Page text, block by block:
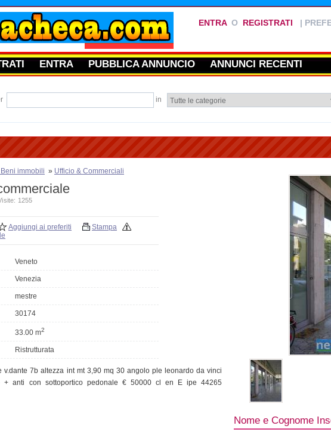
ENTRAO REGISTRATI |
ENTRA PUBBLICA ANNUNCIO ANNUNCI RECENTI
in
immobili » Ufficio & Commerciali
1255
Aggiungi ai preferiti
Stampa
Veneto
Venezia
mestre
30174
33.00 m2
Ristrutturata
v.dante 7b altezza int mt 3,90 mq 30 angolo ple leonardo da vinci
anti con sottoportico pedonale € 50000 cl en E ipe 44265
Nome e Cognome